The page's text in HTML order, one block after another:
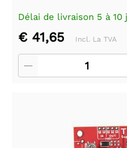
Délai de livraison 5 à 10
€ 41,65 Incl. La TVA